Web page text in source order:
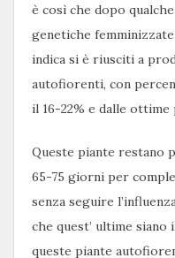
è così che dopo
genetiche femminizzate
indica si è riusciti a
autofiorenti, con
il 16-22% e dalle
Queste piante restano
65-75 giorni per
senza seguire
che quest’ ultime siano
queste piante